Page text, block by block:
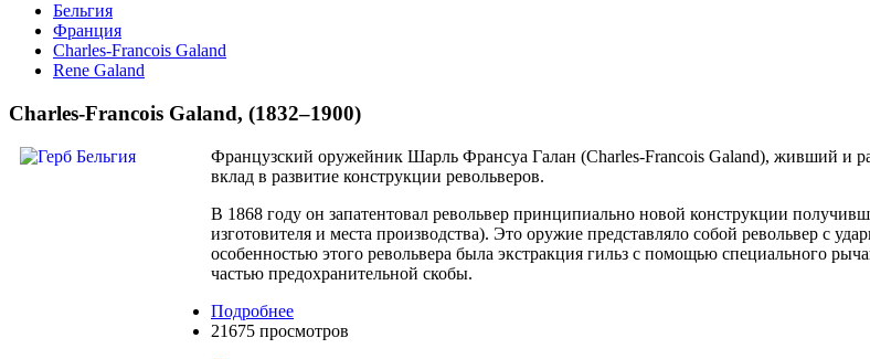
Бельгия
Франция
Charles-Franсois Galand
Rene Galand
Charles-Franсois Galand, (1832–1900)
Французский оружейник Шарль Франсуа Галан (Charles-Franсois Galand), живший и
вклад в развитие конструкции револьверов.
В 1868 году он запатентовал револьвер принципиально новой конструкции
изготовителя и места производства). Это оружие представляло собой револьвер с
особенностью этого револьвера была экстракция гильз с помощью специального
частью предохранительной скобы.
Подробнее
21675 просмотров